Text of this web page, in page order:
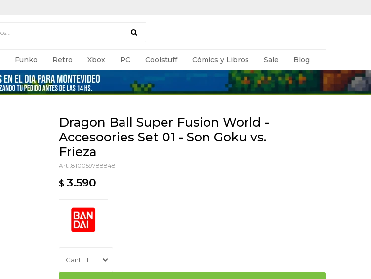
Funko Retro Xbox PC Coolstuff Cómics y Libros Sale Blog
Dragon Ball Super Fusion World -
Accesoories Set 01 - Son Goku vs.
Frieza
810059788848
$ 3.590
1